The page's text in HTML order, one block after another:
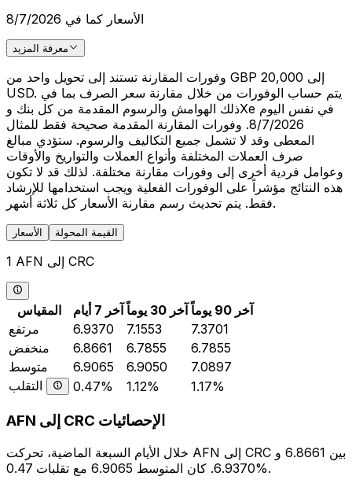
الأسعار كما في 8/7/2026
معرفة المزيد
وفورات المقارنة تستند إلى تحويل واحد من GBP 20,000 إلى
USD. يتم حساب الوفورات من خلال مقارنة سعر الصرف بما في
ذلك الهوامش والرسوم المقدمة من كل بنك وXe في نفس اليوم
8/7/2026. وفورات المقارنة المقدمة صحيحة فقط للمثال
المعطى وقد لا تشمل جميع التكاليف والرسوم. ستؤدي مبالغ
صرف العملات المختلفة وأنواع العملات والتواريخ والأوقات
وعوامل فردية أخرى إلى وفورات مقارنة مختلفة. لذلك قد لا تكون
هذه النتائج مؤشراً على الوفورات الفعلية ويجب استخدامها للإرشاد
فقط. يتم تحديث رسم مقارنة الأسعار كل ثلاثة أشهر.
الأسعار القيمة المحولة
1 AFN إلى CRC
المقياس آخر 7 أيام آخر 30 يوماً
آخر 90 يوماً
مرتفع
6.9370 7.1553
7.3701
منخفض
6.8661 6.7855
6.7855
متوسط
6.9065 6.9050
7.0897
التقلب
0.47% 1.12% 1.17%
AFN إلى CRC الإحصائيات
خلال الأيام السبعة الماضية، تحركت AFN إلى CRC بين 6.8661 و
6.9370. كان المتوسط 6.9065 مع تقلبات 0.47%.